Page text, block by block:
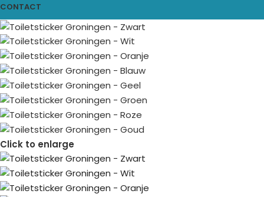
CONTACT
Click to enlarge